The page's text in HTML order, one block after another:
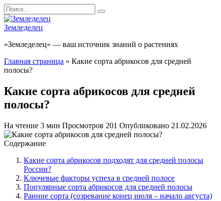
Перейти
к
содержанию
Search
for:
Земледелец
«Земледелец» — ваш источник знаний о растениях
Главная страница » Какие сорта абрикосов для средней
полосы?
Какие сорта абрикосов для средней
полосы?
На чтение 3 мин Просмотров 201 Опубликовано 21.02.2026
Содержание
Какие сорта абрикосов подходят для средней полосы
России?
Ключевые факторы успеха в средней полосе
Популярные сорта абрикосов для средней полосы
Ранние сорта (созревание конец июля – начало августа)